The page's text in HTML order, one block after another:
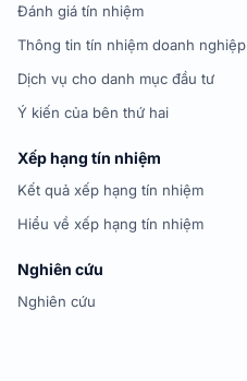
Đánh giá tín nhiệm
Thông tin tín nhiệm doanh nghiệp
Dịch vụ cho danh mục đầu tư
Ý kiến của bên thứ hai
Xếp hạng tín nhiệm
Kết quả xếp hạng tín nhiệm
Hiểu về xếp hạng tín nhiệm
Nghiên cứu
Nghiên cứu